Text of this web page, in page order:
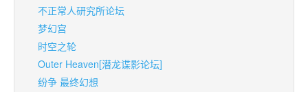
不正常人研究所论坛
梦幻宫
时空之轮
Outer Heaven[潜龙谍影论坛]
纷争 最终幻想